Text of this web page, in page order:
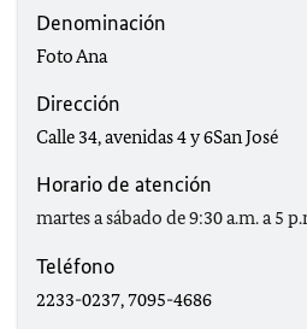
Denominación
Foto Ana
Dirección
Calle 34, avenidas 4 y 6San José
Horario de atención
martes a sábado de 9:30 a.m. a 5
Teléfono
2233-0237, 7095-4686